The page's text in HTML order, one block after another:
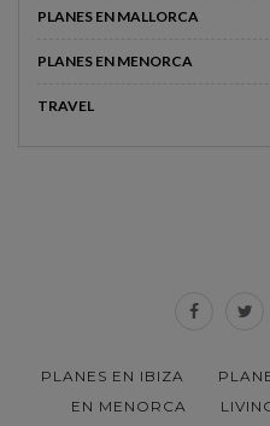
PLANES EN MALLORCA
PLANES EN MENORCA
TRAVEL
PLANES EN IBIZA
EN MENORCA